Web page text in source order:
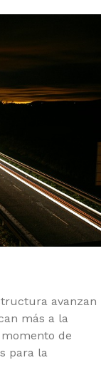
avanzan
más a la
de
para la